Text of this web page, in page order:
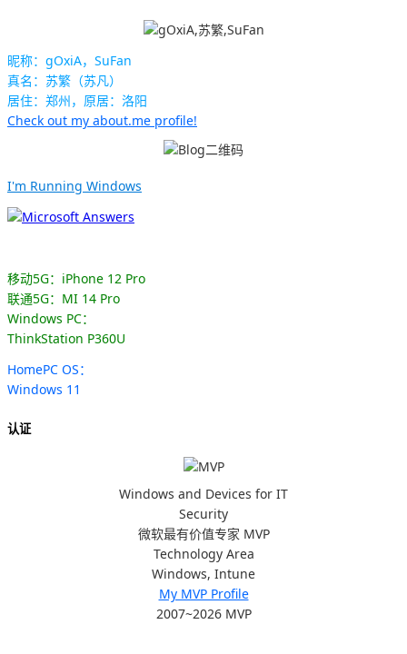
昵称：gOxiA，SuFan
真名：苏繁（苏凡）
居住：郑州，原居：洛阳
Check out my about.me profile!
I'm Running Windows
移动5G：iPhone 12 Pro
联通5G：MI 14 Pro
Windows PC：
ThinkStation P360U
HomePC OS：
Windows 11
认证
Windows and Devices for IT
Security
微软最有价值专家 MVP
Technology Area
Windows, Intune
My MVP Profile
2007~2026 MVP